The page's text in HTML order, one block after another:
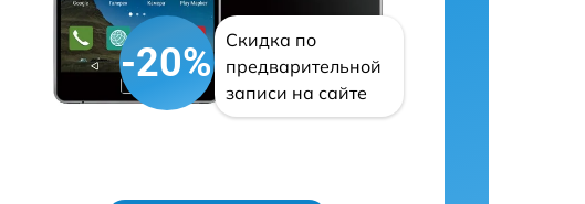
-20%
Скидка по
предварительной
записи на сайте